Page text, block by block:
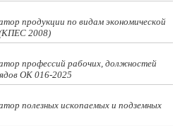
продукции по видам экономической
2008)
профессий рабочих, должностей
ОК 016-2025
полезных ископаемых и подземных